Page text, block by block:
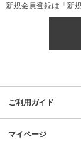
新規会員登録は「新
ご利用ガイド
マイページ